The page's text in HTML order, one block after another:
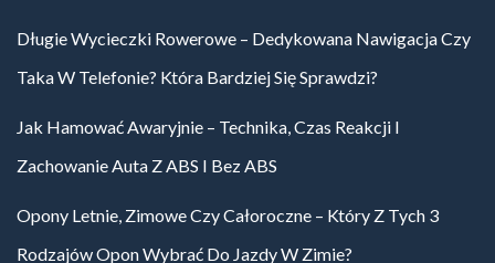
Długie Wycieczki Rowerowe – Dedykowana Nawigacja Czy
Taka W Telefonie? Która Bardziej Się Sprawdzi?
Jak Hamować Awaryjnie – Technika, Czas Reakcji I
Zachowanie Auta Z ABS I Bez ABS
Opony Letnie, Zimowe Czy Całoroczne – Który Z Tych 3
Rodzajów Opon Wybrać Do Jazdy W Zimie?